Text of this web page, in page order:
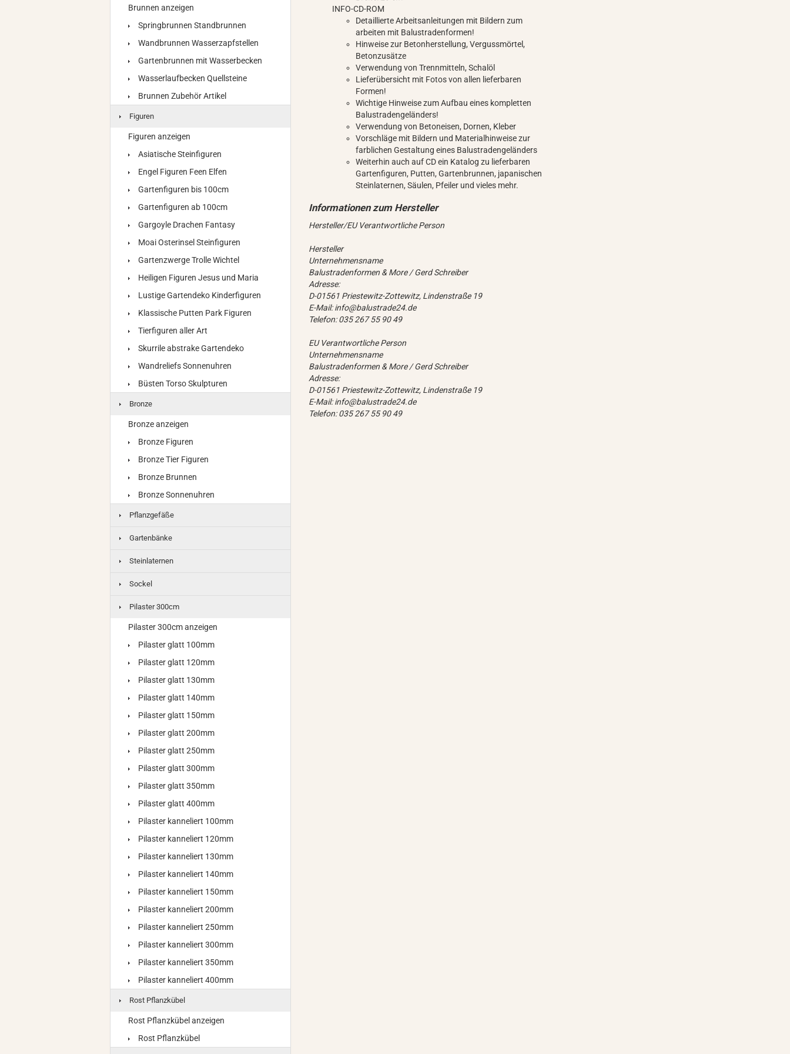
INFO-CD-ROM
Detaillierte Arbeitsanleitungen mit Bildern zum
arbeiten mit Balustradenformen!
Hinweise zur Betonherstellung, Vergussmörtel,
Betonzusätze
Verwendung von Trennmitteln, Schalöl
Lieferübersicht mit Fotos von allen lieferbaren
Formen!
Wichtige Hinweise zum Aufbau eines kompletten
Balustradengeländers!
Verwendung von Betoneisen, Dornen, Kleber
Vorschläge mit Bildern und Materialhinweise zur
farblichen Gestaltung eines Balustradengeländers
Weiterhin auch auf CD ein Katalog zu lieferbaren
Gartenfiguren, Putten, Gartenbrunnen, japanischen
Steinlaternen, Säulen, Pfeiler und vieles mehr.
Hersteller/EU Verantwortliche Person
Hersteller
Unternehmensname
Balustradenformen & More / Gerd Schreiber
Adresse:
D-01561 Priestewitz-Zottewitz, Lindenstraße 19
E-Mail: info@balustrade24.de
Telefon: 035 267 55 90 49
EU Verantwortliche Person
Unternehmensname
Balustradenformen & More / Gerd Schreiber
Adresse:
D-01561 Priestewitz-Zottewitz, Lindenstraße 19
E-Mail: info@balustrade24.de
Telefon: 035 267 55 90 49
Brunnen anzeigen
Springbrunnen Standbrunnen
Wandbrunnen Wasserzapfstellen
Gartenbrunnen mit Wasserbecken
Wasserlaufbecken Quellsteine
Brunnen Zubehör Artikel
Figuren
Figuren anzeigen
Asiatische Steinfiguren
Engel Figuren Feen Elfen
Gartenfiguren bis 100cm
Gartenfiguren ab 100cm
Gargoyle Drachen Fantasy
Moai Osterinsel Steinfiguren
Gartenzwerge Trolle Wichtel
Heiligen Figuren Jesus und Maria
Lustige Gartendeko Kinderfiguren
Klassische Putten Park Figuren
Tierfiguren aller Art
Skurrile abstrake Gartendeko
Wandreliefs Sonnenuhren
Büsten Torso Skulpturen
Bronze
Bronze anzeigen
Bronze Figuren
Bronze Tier Figuren
Bronze Brunnen
Bronze Sonnenuhren
Pflanzgefäße
Gartenbänke
Steinlaternen
Sockel
Pilaster 300cm
Pilaster 300cm anzeigen
Pilaster glatt 100mm
Pilaster glatt 120mm
Pilaster glatt 130mm
Pilaster glatt 140mm
Pilaster glatt 150mm
Pilaster glatt 200mm
Pilaster glatt 250mm
Pilaster glatt 300mm
Pilaster glatt 350mm
Pilaster glatt 400mm
Pilaster kanneliert 100mm
Pilaster kanneliert 120mm
Pilaster kanneliert 130mm
Pilaster kanneliert 140mm
Pilaster kanneliert 150mm
Pilaster kanneliert 200mm
Pilaster kanneliert 250mm
Pilaster kanneliert 300mm
Pilaster kanneliert 350mm
Pilaster kanneliert 400mm
Rost Pflanzkübel
Rost Pflanzkübel anzeigen
Rost Pflanzkübel